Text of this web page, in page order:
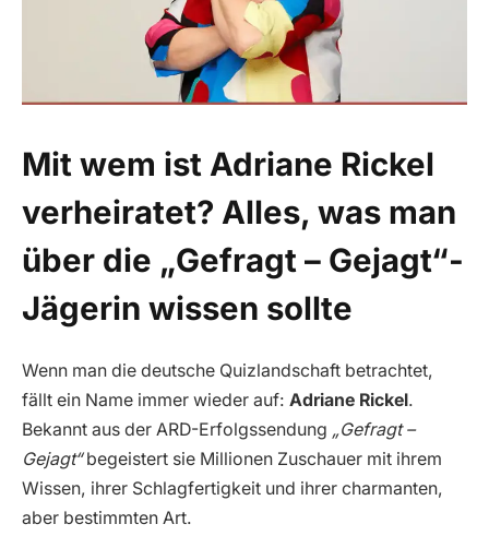
Mit wem ist Adriane Rickel
verheiratet? Alles, was man
über die „Gefragt – Gejagt“-
Jägerin wissen sollte
Wenn man die deutsche Quizlandschaft betrachtet,
fällt ein Name immer wieder auf: Adriane Rickel.
Bekannt aus der ARD-Erfolgssendung „Gefragt –
Gejagt“begeistert sie Millionen Zuschauer mit ihrem
Wissen, ihrer Schlagfertigkeit und ihrer charmanten,
aber bestimmten Art.